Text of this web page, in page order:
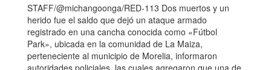
STAFF/@michangoonga/RED-113 Dos muertos y un
herido fue el saldo que dejó un ataque armado
registrado en una cancha conocida como «Fútbol
Park», ubicada en la comunidad de La Maiza,
perteneciente al municipio de Morelia, informaron